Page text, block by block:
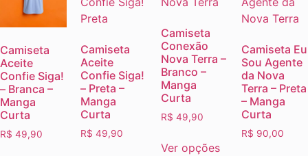
Camiseta
Aceite
Confie Siga!
– Branca –
Manga
Curta
R$ 49,90
Camiseta
Aceite
Confie Siga!
– Preta –
Manga
Curta
R$ 49,90
Camiseta
Conexão
Nova Terra –
Branco –
Manga
Curta
R$ 49,90
Ver opções
Camiseta Eu
Sou Agente
da Nova
Terra – Preta
– Manga
Curta
R$ 90,00